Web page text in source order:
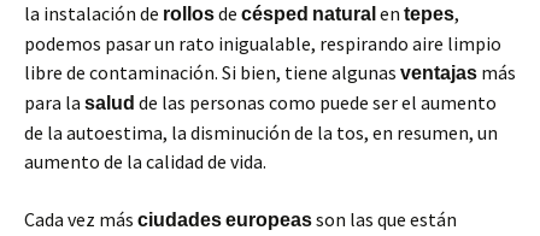
la instalación de rollosde césped natural en tepes,
podemos pasar un rato inigualable, respirando aire limpio
libre de contaminación. Si bien, tiene algunas ventajas más
para la salud de las personas como puede ser el aumento
de la autoestima, la disminución de la tos, en resumen, un
aumento de la calidad de vida.
Cada vez más ciudadeseuropeasson las que están